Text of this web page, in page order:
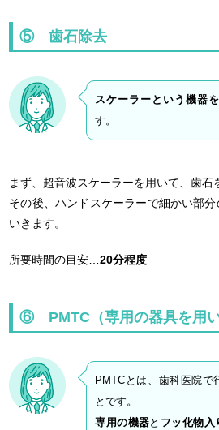
⑤ 歯石除去
スケーラーという機器
す。
まず、超音波スケーラーを用いて、歯石
その後、ハンドスケーラーで細かい部
いきます。
所要時間の目安…20分程度
⑥ PMTC（専用の器具を用い
PMTCとは、歯科医院で
とです。
専用の機器と フッ化物入